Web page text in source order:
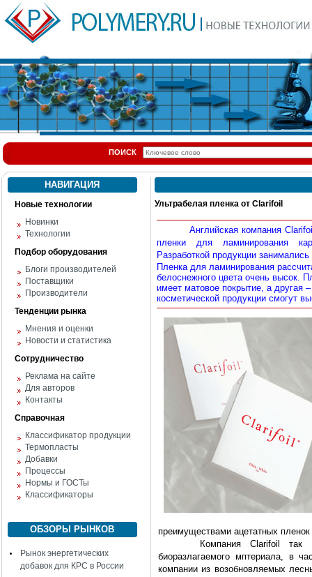
ПОИСК
НАВИГАЦИЯ
Новые технологии
Новинки
Технологии
Подбор оборудования
Блоги производителей
Поставщики
Производители
Тенденции рынка
Мнения и оценки
Новости и статистика
Сотрудничество
Реклама на сайте
Для авторов
Контакты
Справочная
Классификатор продукции
Термопласты
Добавки
Процессы
Нормы и ГОСТы
Классификаторы
ОБЗОРЫ РЫНКОВ
Рынок энергетических
добавок для КРС в России
Ультрабелая пленка от Clarifoil
Английская компания
пленки для ламинирования
Разработкой продукции
Пленка для ламинирования
белоснежного цвета очень высок.
имеет матовое покрытие, а другая
косметической продукции смогут
преимуществами ацетатных пленок
Компания Clarifoil так
биоразлагаемого мптериала, в
компании из возобновляемых